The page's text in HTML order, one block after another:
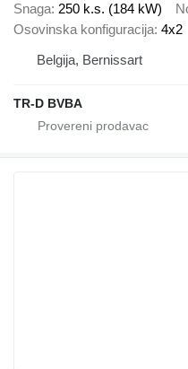
Snaga 250 k.s. (184 kW)
Osovinska konfiguracija 4x2
Belgija, Bernissart
TR-D BVBA